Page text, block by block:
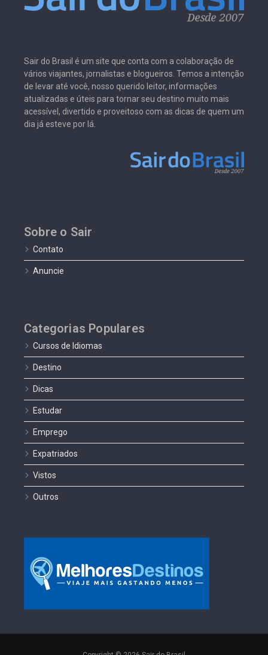
Sair do Brasil é um site que conta com a colaboração de
vários viajantes, jornalistas e blogueiros. Temos a intenção
de levar até você, nosso querido leitor, informações
atualizadas e úteis para tornar seu destino muito mais
acessível, divertido e proveitoso com as dicas de quem um
dia já esteve por lá.
Sobre o Sair
Contato
Anuncie
Categorias Populares
Cursos de Idiomas
Destino
Dicas
Estudar
Emprego
Expatriados
Vistos
Outros